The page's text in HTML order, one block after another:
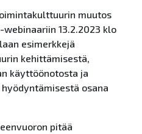
muutos
13.2.2023 klo
esimerkkejä
kehittämisestä,
käyttöönotosta ja
osana
pitää